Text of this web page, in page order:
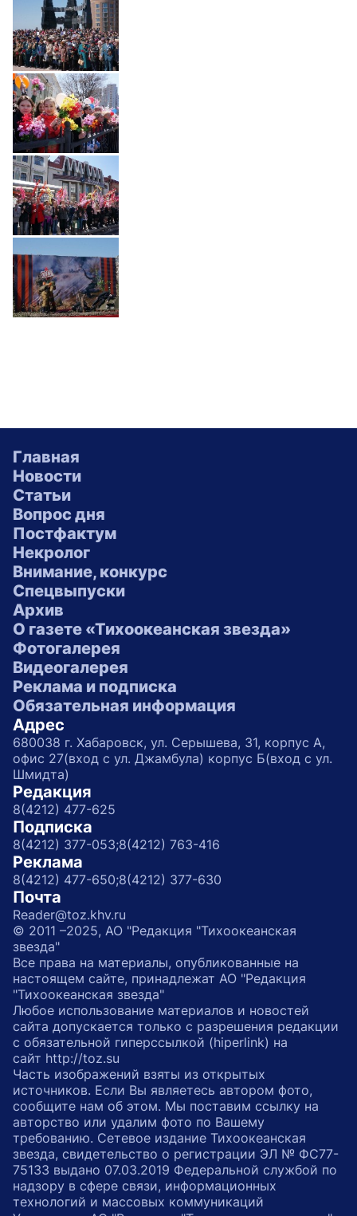
Главная
Новости
Статьи
Вопрос дня
Постфактум
Некролог
Внимание, конкурс
Спецвыпуски
Архив
О газете «Тихоокеанская звезда»
Фотогалерея
Видеогалерея
Реклама и подписка
Обязательная информация
Адрес
680038 г. Хабаровск, ул. Серышева, 31, корпус А,
офис 27(вход с ул. Джамбула) корпус Б(вход с ул.
Шмидта)
Редакция
8(4212) 477-625
Подписка
8(4212) 377-053;8(4212) 763-416
Реклама
8(4212) 477-650;8(4212) 377-630
Почта
Reader@toz.khv.ru
© 2011 –2025, АО "Редакция "Тихоокеанская
звезда"
Все права на материалы, опубликованные на
настоящем сайте, принадлежат АО "Редакция
"Тихоокеанская звезда"
Любое использование материалов и новостей
сайта допускается только с разрешения редакции
с обязательной гиперссылкой (hiperlink) на
сайт http://toz.su
Часть изображений взяты из открытых
источников. Если Вы являетесь автором фото,
сообщите нам об этом. Мы поставим ссылку на
авторство или удалим фото по Вашему
требованию. Сетевое издание Тихоокеанская
звезда, свидетельство о регистрации ЭЛ № ФС77-
75133 выдано 07.03.2019 Федеральной службой по
надзору в сфере связи, информационных
технологий и массовых коммуникаций